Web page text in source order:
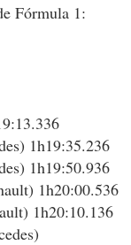
Fórmula 1:
1h19:35.236
1h19:50.936
1h20:00.536
1h20:10.136